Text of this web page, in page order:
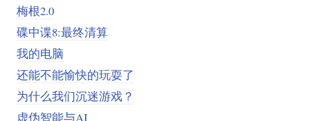
梅根2.0
碟中谍8:最终清算
我的电脑
还能不能愉快的玩耍了
为什么我们沉迷游戏？
虚伪智能与AI